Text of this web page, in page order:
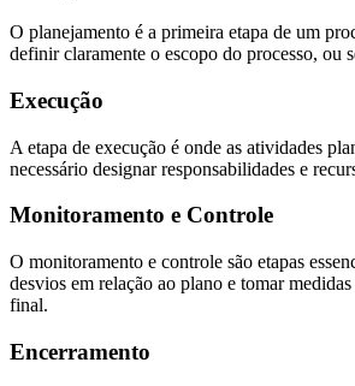
O planejamento é a primeira etapa de um
definir claramente o escopo do processo, ou
Execução
A etapa de execução é onde as atividades
necessário designar responsabilidades e
Monitoramento e Controle
O monitoramento e controle são etapas
desvios em relação ao plano e tomar
final.
Encerramento